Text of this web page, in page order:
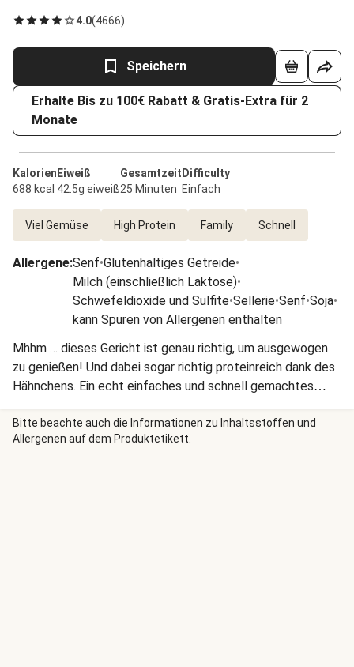
4.0(4666)
Speichern
Erhalte Bis zu 100€ Rabatt & Gratis-Extra für 2
Monate
Kalorien
688 kcal
Eiweiß
42.5g eiweiß
Gesamtzeit
25 Minuten
Difficulty
Einfach
Viel Gemüse High Protein Family Schnell
Allergene:Senf•Glutenhaltiges Getreide•
Milch (einschließlich Laktose)•
Schwefeldioxide und Sulfite•Sellerie•Senf•Soja•
kann Spuren von Allergenen enthalten
Mhhm … dieses Gericht ist genau richtig, um ausgewogen
zu genießen! Und dabei sogar richtig proteinreich dank des
Hähnchens. Ein echt einfaches und schnell gemachtes
Gericht, das Dir heute den Tag verschönert. Wir wünschen
Dir einen guten Appetit!
Bitte beachte auch die Informationen zu Inhaltsstoffen und
Allergenen auf dem Produktetikett.